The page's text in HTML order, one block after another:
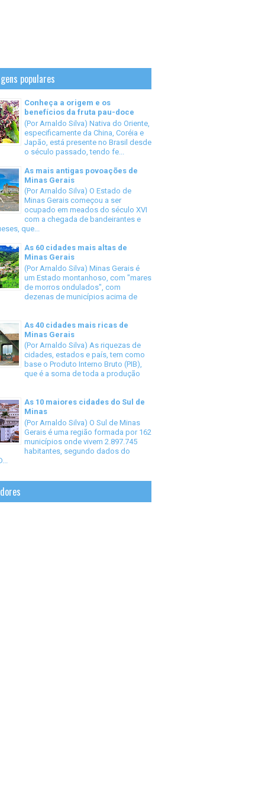
populares
Conheça a origem e os
benefícios da fruta pau-doce
(Por Arnaldo Silva) Nativa do Oriente,
especificamente da China, Coréia e
Japão, está presente no Brasil desde
o século passado, tendo fe...
As mais antigas povoações de
Minas Gerais
(Por Arnaldo Silva) O Estado de
Minas Gerais começou a ser
ocupado em meados do século XVI
com a chegada de bandeirantes e
que...
As 60 cidades mais altas de
Minas Gerais
(Por Arnaldo Silva) Minas Gerais é
um Estado montanhoso, com "mares
de morros ondulados", com
dezenas de municípios acima de
As 40 cidades mais ricas de
Minas Gerais
(Por Arnaldo Silva) As riquezas de
cidades, estados e país, tem como
base o Produto Interno Bruto (PIB),
que é a soma de toda a produção
As 10 maiores cidades do Sul de
Minas
(Por Arnaldo Silva) O Sul de Minas
Gerais é uma região formada por 162
municípios onde vivem 2.897.745
habitantes, segundo dados do